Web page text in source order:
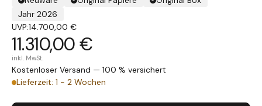
Jahr 2026
UVP:14.700,00 €
11.310,00 €
inkl. MwSt.
Kostenloser Versand — 100 % versichert
Lieferzeit: 1 - 2 Wochen